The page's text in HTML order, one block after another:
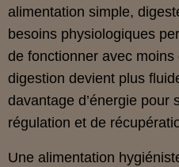
alimentation simple,
besoins physiologiques
de fonctionner avec moins
digestion devient plus
davantage d’énergie pour
régulation et de
Une alimentation